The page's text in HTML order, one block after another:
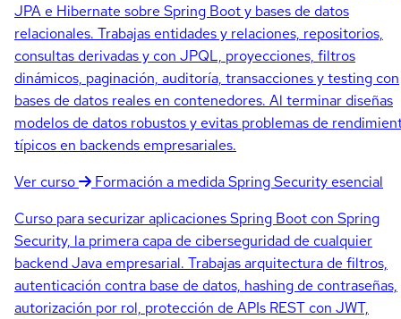
JPA e Hibernate sobre Spring Boot y bases de datos
relacionales. Trabajas entidades y relaciones, repositorios,
consultas derivadas y con JPQL, proyecciones, filtros
dinámicos, paginación, auditoría, transacciones y testing con
bases de datos reales en contenedores. Al terminar diseñas
modelos de datos robustos y evitas problemas de
típicos en backends empresariales.
Ver curso
Formación a medidaSpring Security esencial
Curso para securizar aplicaciones Spring Boot con Spring
Security, la primera capa de ciberseguridad de cualquier
backend Java empresarial. Trabajas arquitectura de filtros,
autenticación contra base de datos, hashing de contraseñas,
autorización por rol, protección de APIs REST con JWT,